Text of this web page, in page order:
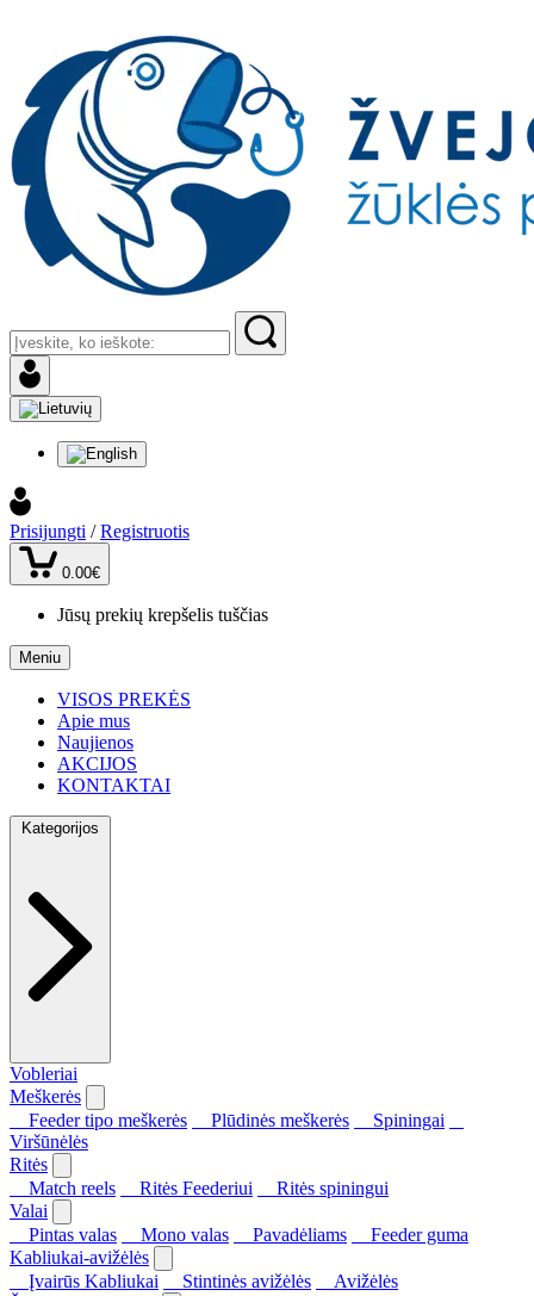
Prisijungti / Registruotis
0.00€
Jūsų prekių krepšelis tuščias
Meniu
VISOS PREKĖS
Apie mus
Naujienos
AKCIJOS
KONTAKTAI
Kategorijos
Vobleriai
Meškerės
Feeder tipo meškerės
Plūdinės meškerės
Spiningai
Viršūnėlės
Ritės
Match reels
Ritės Feederiui
Ritės spiningui
Valai
Pintas valas
Mono valas Pavadėliams
Feeder guma
Kabliukai-avižėlės
Įvairūs Kabliukai
Stintinės avižėlės
Avižėlės